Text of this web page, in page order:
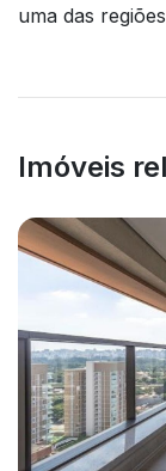
uma das
Imóveis